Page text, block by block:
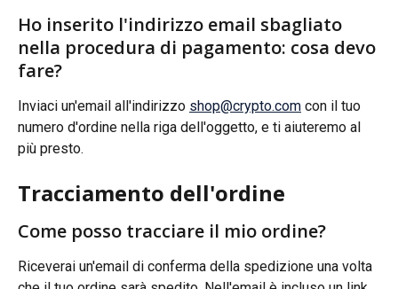
Ho inserito l'indirizzo email sbagliato
nella procedura di pagamento: cosa devo
fare?
Inviaci un'email all'indirizzo shop@crypto.com con il tuo
numero d'ordine nella riga dell'oggetto, e ti aiuteremo al
più presto.
Tracciamento dell'ordine
Come posso tracciare il mio ordine?
Riceverai un'email di conferma della spedizione una volta